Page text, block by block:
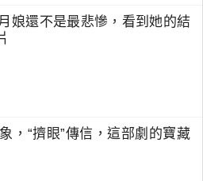
娘還不是最悲慘，看到她的結
，“擠眼”傳信，這部劇的寶藏